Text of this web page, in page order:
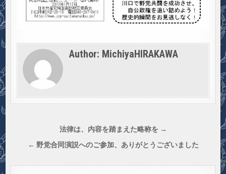
Author: MichiyaHIRAKAWA
法律は、内容を踏まえた略称を →
← 野党合同演説へのご参加、ありがとうございました